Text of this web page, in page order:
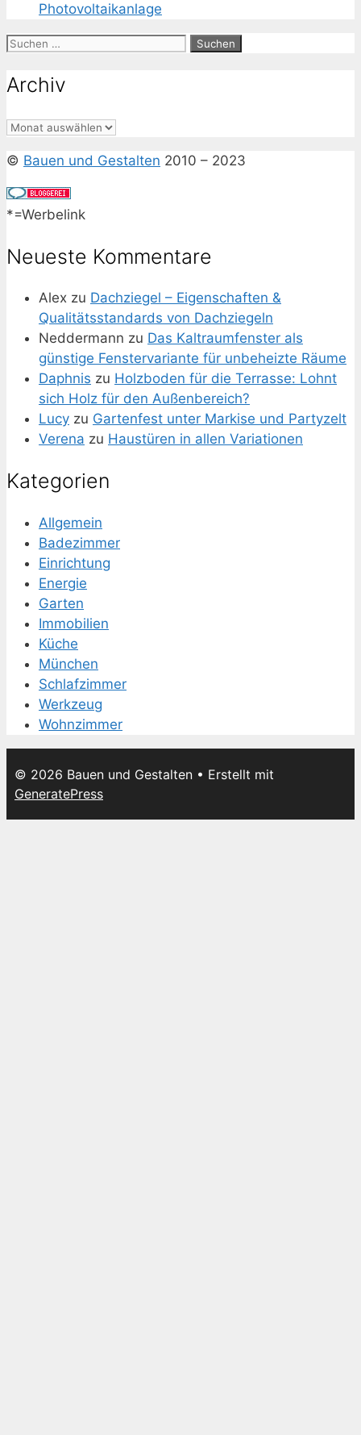
Photovoltaikanlage
Suchen
Archiv
Archiv
© Bauen und Gestalten 2010 – 2023
*=Werbelink
Neueste Kommentare
Alex zu Dachziegel – Eigenschaften &
Qualitätsstandards von Dachziegeln
Neddermann zu Das Kaltraumfenster als
günstige Fenstervariante für unbeheizte Räume
Daphnis zu Holzboden für die Terrasse: Lohnt
sich Holz für den Außenbereich?
Lucy zu Gartenfest unter Markise und Partyzelt
Verena zu Haustüren in allen Variationen
Kategorien
Allgemein
Badezimmer
Einrichtung
Energie
Garten
Immobilien
Küche
München
Schlafzimmer
Werkzeug
Wohnzimmer
© 2026 Bauen und Gestalten • Erstellt mit
GeneratePress